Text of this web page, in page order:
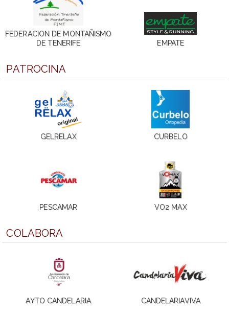
FEDERACION DE MONTAÑISMO
DE TENERIFE
EMPATE
PATROCINA
GELRELAX CURBELO
PESCAMAR VO2 MAX
COLABORA
AYTO CANDELARIA CANDELARIAVIVA